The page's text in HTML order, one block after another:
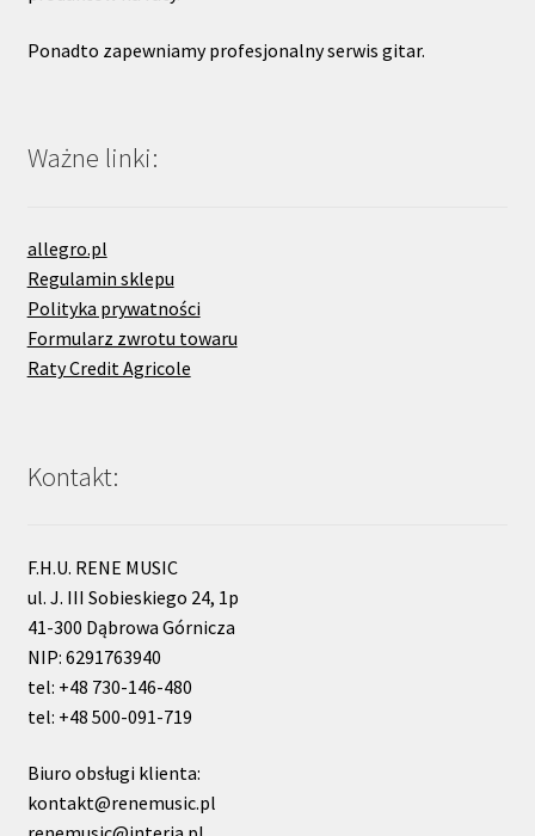
Ponadto zapewniamy profesjonalny serwis gitar.
Ważne linki:
allegro.pl
Regulamin sklepu
Polityka prywatności
Formularz zwrotu towaru
Raty Credit Agricole
Kontakt:
F.H.U. RENE MUSIC
ul. J. III Sobieskiego 24, 1p
41-300 Dąbrowa Górnicza
NIP: 6291763940
tel: +48 730-146-480
tel: +48 500-091-719
Biuro obsługi klienta:
kontakt@renemusic.pl